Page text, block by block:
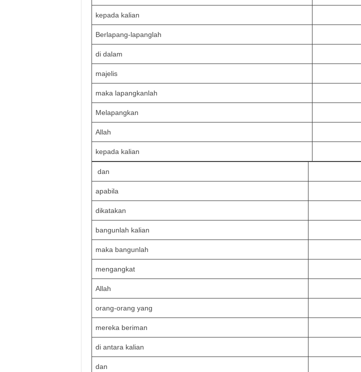
kepada kalian
Berlapang-lapanglah
di dalam
majelis
maka lapangkanlah
Melapangkan
Allah
kepada kalian
dan
apabila
dikatakan
bangunlah kalian
maka bangunlah
mengangkat
Allah
orang-orang yang
mereka beriman
di antara kalian
dan